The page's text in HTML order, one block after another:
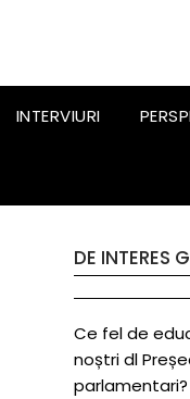
INTERVIURI
DE INTERES
Ce fel de
noștri dl
parlamentari?